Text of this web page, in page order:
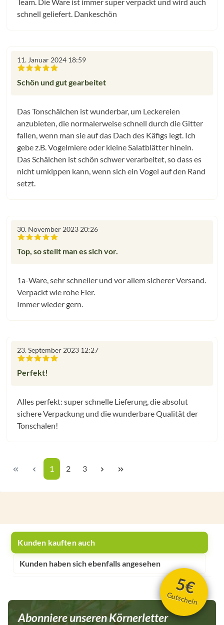
schnell geliefert. Dankeschön
11. Januar 2024 18:59
Schön und gut gearbeitet
Das Tonschälchen ist wunderbar, um Leckereien
anzubieten, die normalerweise schnell durch die Gitter
fallen, wenn man sie auf das Dach des Käfigs legt. Ich
gebe z.B. Vogelmiere oder kleine Salatblätter hinein.
Das Schälchen ist schön schwer verarbeitet, so dass es
nicht umkippen kann, wenn sich ein Vogel auf den Rand
setzt.
30. November 2023 20:26
Top, so stellt man es sich vor.
1a-Ware, sehr schneller und vor allem sicherer Versand.
Verpackt wie rohe Eier.
Immer wieder gern.
23. September 2023 12:27
Perfekt!
Alles perfekt: super schnelle Lieferung, die absolut
sichere Verpackung und die wunderbare Qualität der
Tonschalen!
Seite
1 Seite
2 Seite
3
Kunden kauften auch
Kunden haben sich ebenfalls angesehen
5€
Gutschein
Abonniere unseren Körnerletter